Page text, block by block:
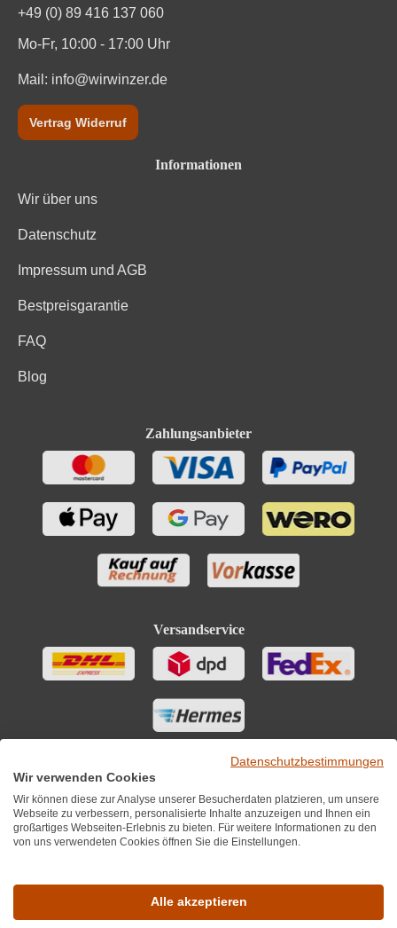
Rebsorte
Region
Traubenfarbe
Unterregion
+49 (0) 89 416 137 060
Mo-Fr, 10:00 - 17:00 Uhr
Mail: info@wirwinzer.de
Vertrag Widerruf
Informationen
Wir über uns
Datenschutz
Impressum und AGB
Bestpreisgarantie
FAQ
Blog
Zahlungsanbieter
Versandservice
Datenschutzbestimmungen
Wir verwenden Cookies
Wir können diese zur Analyse unserer Besucherdaten platzieren, um unsere
Webseite zu verbessern, personalisierte Inhalte anzuzeigen und Ihnen ein
großartiges Webseiten-Erlebnis zu bieten. Für weitere Informationen zu den
von uns verwendeten Cookies öffnen Sie die Einstellungen.
Alle akzeptieren